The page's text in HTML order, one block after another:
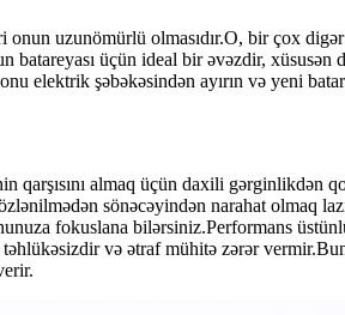
uzunömürlü olmasıdır.O, bir çox
üçün ideal bir əvəzdir, xüsusən
elektrik şəbəkəsindən ayırın və yeni
qarşısını almaq üçün daxili
sönəcəyindən narahat olmaq
fokuslana bilərsiniz.Performans
və ətraf mühitə zərər